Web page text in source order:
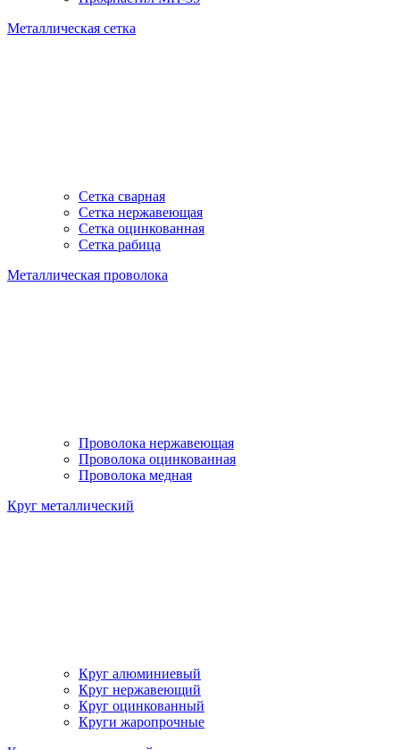
Металлическая сетка
Сетка сварная
Сетка нержавеющая
Сетка оцинкованная
Сетка рабица
Металлическая проволока
Проволока нержавеющая
Проволока оцинкованная
Проволока медная
Круг металлический
Круг алюминиевый
Круг нержавеющий
Круг оцинкованный
Круги жаропрочные